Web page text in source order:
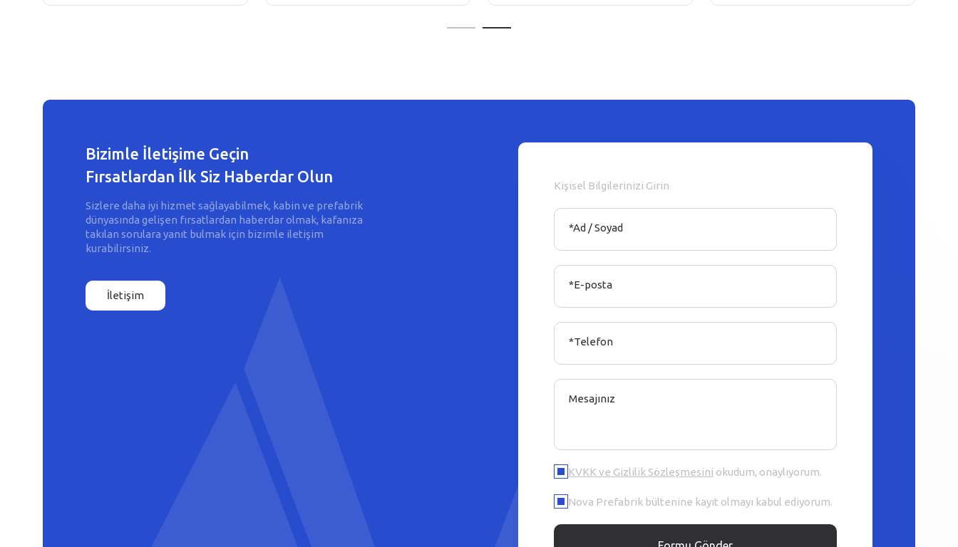
Bizimle İletişime Geçin
Fırsatlardan İlk Siz Haberdar Olun
Sizlere daha iyi hizmet sağlayabilmek, kabin ve prefabrik
dünyasında gelişen fırsatlardan haberdar olmak, kafanıza
takılan sorulara yanıt bulmak için bizimle iletişim
kurabilirsiniz.
İletişim
Kişisel Bilgilerinizi Girin
*Ad / Soyad
*E-posta
*Telefon
Mesajınız
KVKK ve Gizlilik Sözleşmesini okudum, onaylıyorum.
Nova Prefabrik bültenine kayıt olmayı kabul ediyorum.